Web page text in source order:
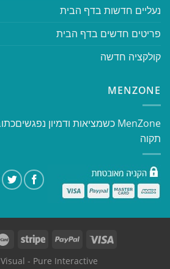
נעליים חדשות בדף הבית
פריטים חדשים בדף הבית
קולקציה חדשה
MENZONE
תקוה
Visual - Pure Interactive